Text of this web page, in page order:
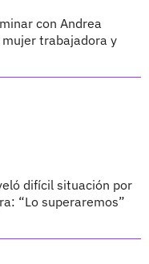
con Andrea
trabajadora y
difícil situación por
“Lo superaremos”